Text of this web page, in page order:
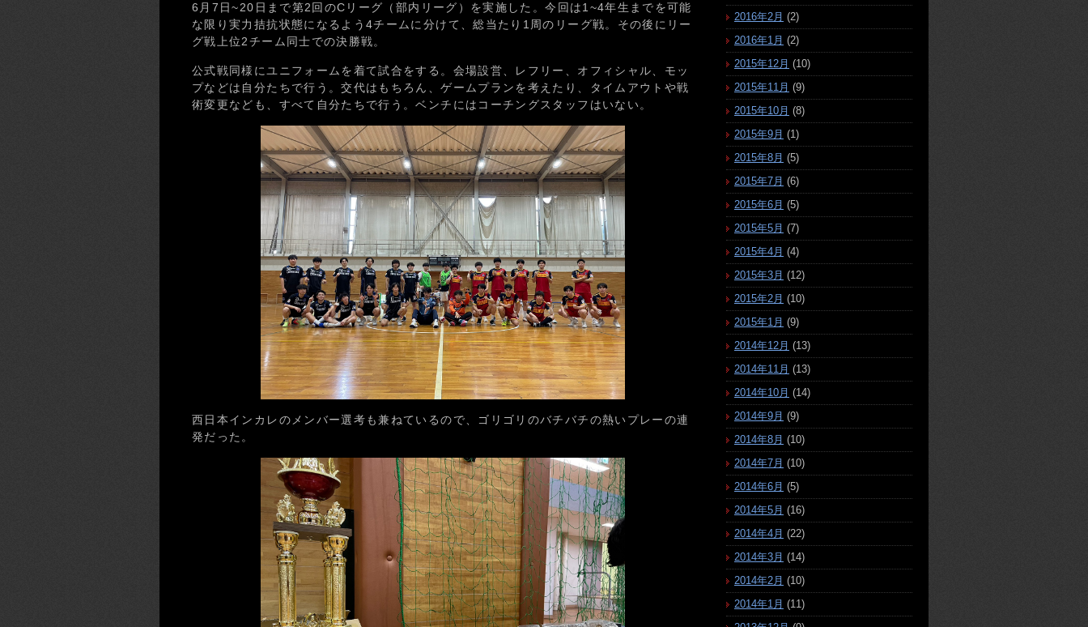
6月7日~20日まで第2回のCリーグ（部内リーグ）を実施した。今回は1~4年生までを可能
な限り実力拮抗状態になるよう4チームに分けて、総当たり1周のリーグ戦。その後にリー
グ戦上位2チーム同士での決勝戦。
公式戦同様にユニフォームを着て試合をする。会場設営、レフリー、オフィシャル、モッ
プなどは自分たちで行う。交代はもちろん、ゲームプランを考えたり、タイムアウトや戦
術変更なども、すべて自分たちで行う。ベンチにはコーチングスタッフはいない。
西日本インカレのメンバー選考も兼ねているので、ゴリゴリのバチバチの熱いプレーの連
発だった。
2016年2月 (2)
2016年1月 (2)
2015年12月 (10)
2015年11月 (9)
2015年10月 (8)
2015年9月 (1)
2015年8月 (5)
2015年7月 (6)
2015年6月 (5)
2015年5月 (7)
2015年4月 (4)
2015年3月 (12)
2015年2月 (10)
2015年1月 (9)
2014年12月 (13)
2014年11月 (13)
2014年10月 (14)
2014年9月 (9)
2014年8月 (10)
2014年7月 (10)
2014年6月 (5)
2014年5月 (16)
2014年4月 (22)
2014年3月 (14)
2014年2月 (10)
2014年1月 (11)